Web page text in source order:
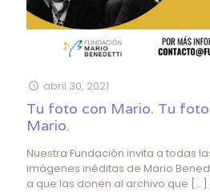
abril 30, 2021
Tu foto con Mario. Tu
Mario.
Nuestra Fundación invita a todas
imágenes inéditas de Mario
a que las donen al archivo que […]